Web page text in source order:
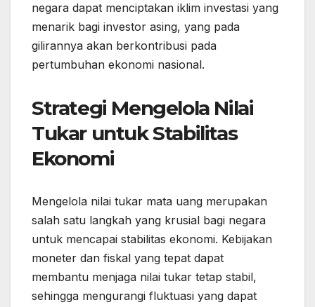
negara dapat menciptakan iklim investasi yang
menarik bagi investor asing, yang pada
gilirannya akan berkontribusi pada
pertumbuhan ekonomi nasional.
Strategi Mengelola Nilai
Tukar untuk Stabilitas
Ekonomi
Mengelola nilai tukar mata uang merupakan
salah satu langkah yang krusial bagi negara
untuk mencapai stabilitas ekonomi. Kebijakan
moneter dan fiskal yang tepat dapat
membantu menjaga nilai tukar tetap stabil,
sehingga mengurangi fluktuasi yang dapat